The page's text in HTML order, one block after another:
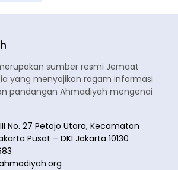
sumber resmi Jemaat
yang menyajikan ragam informasi
pandangan Ahmadiyah mengenai
No. 27 Petojo Utara, Kecamatan
Pusat – DKI Jakarta 10130